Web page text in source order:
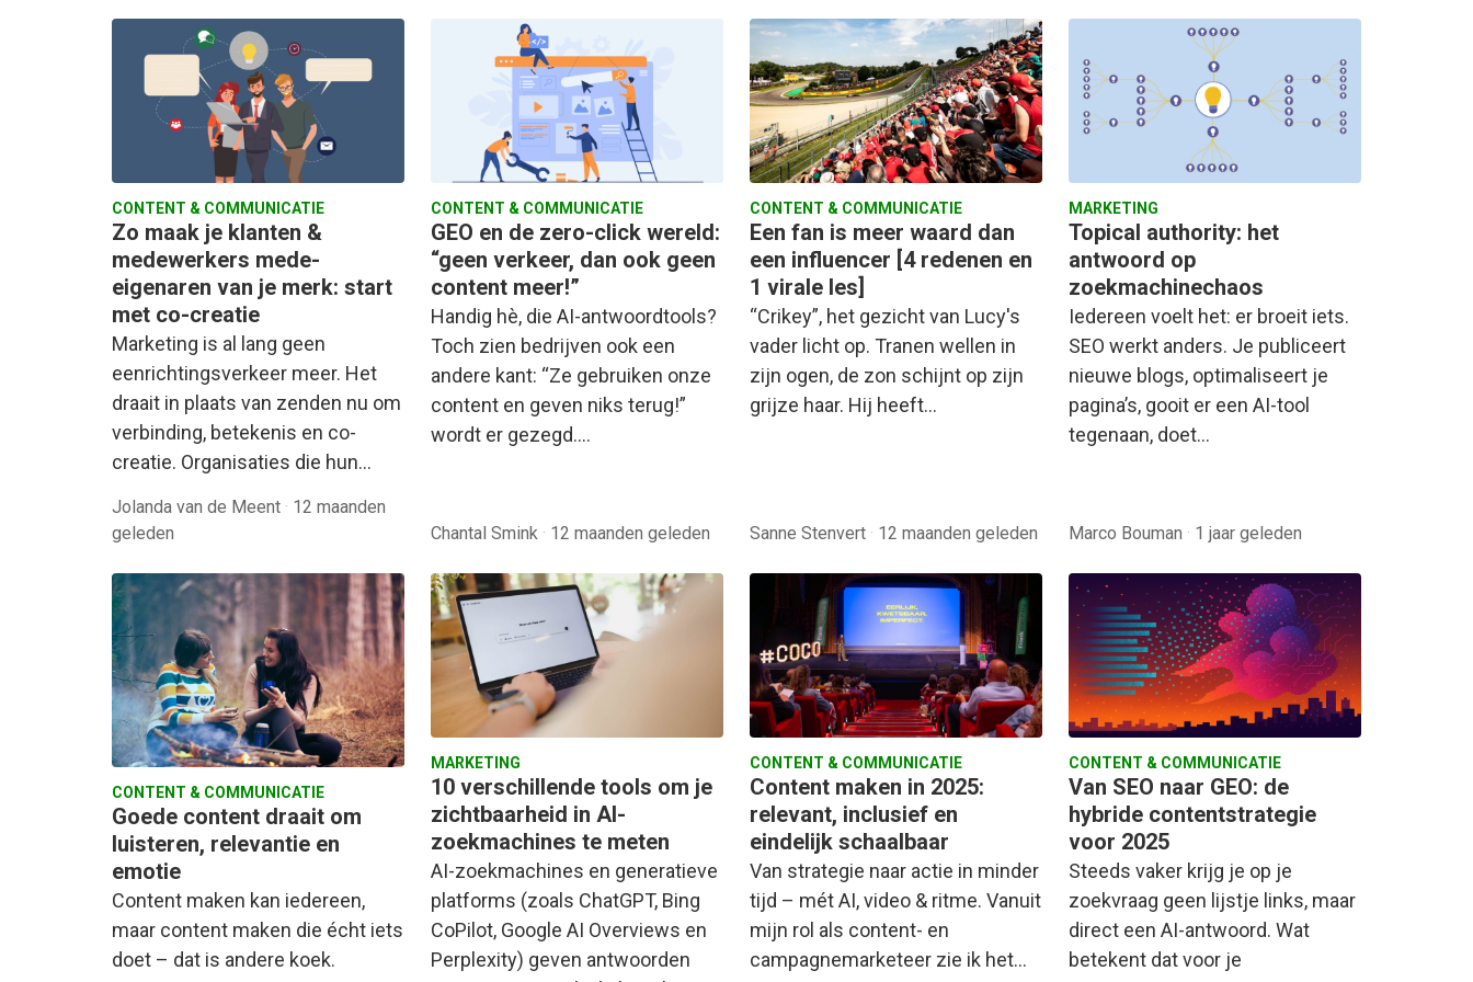
CONTENT & COMMUNICATIE
Zo maak je klanten &
medewerkers mede-
eigenaren van je merk: start
met co-creatie
Marketing is al lang geen
eenrichtingsverkeer meer. Het
draait in plaats van zenden nu om
verbinding, betekenis en co-
creatie. Organisaties die hun…
Jolanda van de Meent · 12 maanden
geleden
CONTENT & COMMUNICATIE
GEO en de zero-click wereld:
“geen verkeer, dan ook geen
content meer!”
Handig hè, die AI-antwoordtools?
Toch zien bedrijven ook een
andere kant: “Ze gebruiken onze
content en geven niks terug!”
wordt er gezegd.…
Chantal Smink · 12 maanden geleden
CONTENT & COMMUNICATIE
Een fan is meer waard dan
een influencer [4 redenen en
1 virale les]
“Crikey”, het gezicht van Lucy's
vader licht op. Tranen wellen in
zijn ogen, de zon schijnt op zijn
grijze haar. Hij heeft…
Sanne Stenvert · 12 maanden geleden
MARKETING
Topical authority: het
antwoord op
zoekmachinechaos
Iedereen voelt het: er broeit iets.
SEO werkt anders. Je publiceert
nieuwe blogs, optimaliseert je
pagina’s, gooit er een AI-tool
tegenaan, doet…
Marco Bouman · 1 jaar geleden
CONTENT & COMMUNICATIE
Goede content draait om
luisteren, relevantie en
emotie
Content maken kan iedereen,
maar content maken die écht iets
doet – dat is andere koek.
MARKETING
10 verschillende tools om je
zichtbaarheid in AI-
zoekmachines te meten
AI-zoekmachines en generatieve
platforms (zoals ChatGPT, Bing
CoPilot, Google AI Overviews en
Perplexity) geven antwoorden
CONTENT & COMMUNICATIE
Content maken in 2025:
relevant, inclusief en
eindelijk schaalbaar
Van strategie naar actie in minder
tijd – mét AI, video & ritme. Vanuit
mijn rol als content- en
campagnemarketeer zie ik het…
CONTENT & COMMUNICATIE
Van SEO naar GEO: de
hybride contentstrategie
voor 2025
Steeds vaker krijg je op je
zoekvraag geen lijstje links, maar
direct een AI-antwoord. Wat
betekent dat voor je